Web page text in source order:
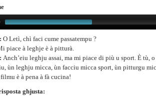
O Letì, chì faci cume passatempu ?
piace à leghje è à pitturà.
Anch’eiu leghju assai, ma mi piace di più u sport. È tù,
ùn leghju micca, ùn facciu micca sport, ùn pitturgu
è à pena à fà cucina!
ghjusta: